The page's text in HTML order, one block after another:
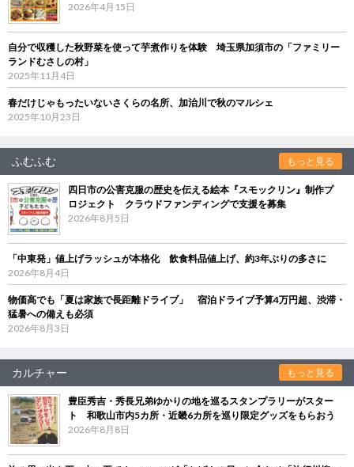
2026年4月15日
自分で収穫した秋野菜を使って芋煮作りを体験 埼玉県加須市の「ファミリー
ランドむさしの村」
2025年11月4日
春だけじゃもったいないさくらの名所、加治川で秋のマルシェ
2025年10月23日
ふむふむ もっと見る
四日市の公害克服の歴史を伝える絵本『スモックリン』制作プ
ロジェクト クラウドファンディングで支援を募集
2026年8月5日
「中東発」値上げラッシュが本格化 飲食料品値上げ、約3年ぶりの多さに
2026年8月4日
物価高でも「夏は家族で長距離ドライブ」 宿泊ドライブ予算4万円超、渋滞・
猛暑への備えも必須
2026年8月3日
カルチャー もっと見る
豊臣秀吉・秀長兄弟ゆかりの地を巡るスタンプラリーがスター
ト 和歌山市内5カ所・近畿6カ所を巡り限定グッズをもらおう
2026年8月8日